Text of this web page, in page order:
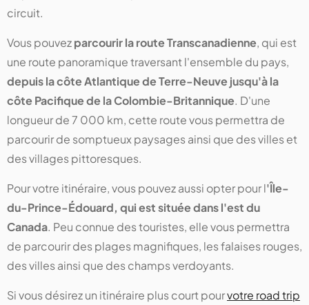
circuit.
Vous pouvezparcourir la route Transcanadienne, qui est
une route panoramique traversant l'ensemble du pays,
depuis la côte Atlantique de Terre-Neuve jusqu'à la
côte Pacifique de la Colombie-Britannique. D'une
longueur de 7 000 km, cette route vous permettra de
parcourir de somptueux paysages ainsi que des villes et
des villages pittoresques.
Pour votre itinéraire, vous pouvez aussi opter pour l'Île-
du-Prince-Édouard, qui est située dans l'est du
Canada. Peu connue des touristes, elle vous permettra
de parcourir des plages magnifiques, les falaises rouges,
des villes ainsi que des champs verdoyants.
Si vous désirez un itinéraire plus court pourvotre road trip